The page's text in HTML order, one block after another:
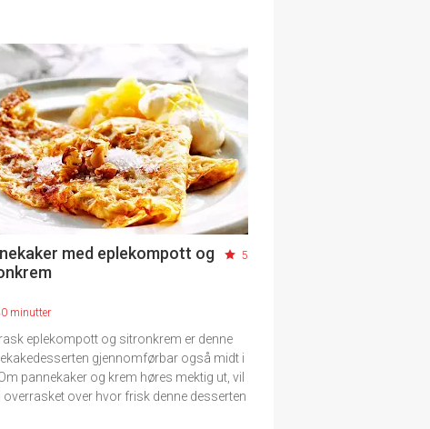
med eplekompott og
5
minutter
eplekompott og sitronkrem er denne
gjennomførbar også midt i
pannekaker og krem høres mektig ut, vil
overrasket over hvor frisk denne desserten